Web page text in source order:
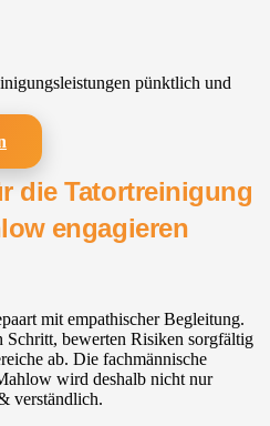
pünktlich und
die Tatortreinigung
engagieren
mit empathischer Begleitung.
Schritt, bewerten Risiken sorgfältig
ab. Die fachmännische
wird deshalb nicht nur
verständlich.